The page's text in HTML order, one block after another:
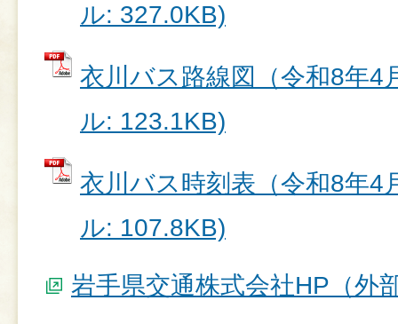
ル: 327.0KB)
衣川バス路線図（令和8年4
ル: 123.1KB)
衣川バス時刻表（令和8年4
ル: 107.8KB)
岩手県交通株式会社HP（外